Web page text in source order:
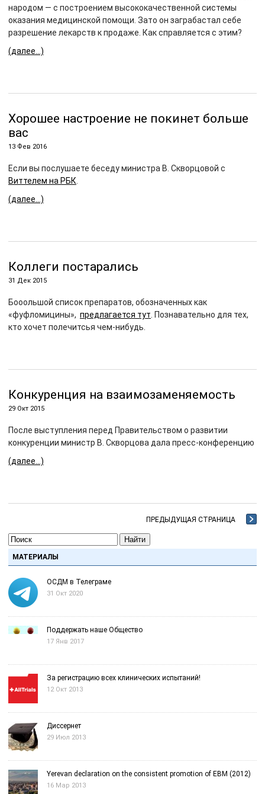
народом — с построением высококачественной системы
оказания медицинской помощи. Зато он заграбастал себе
разрешение лекарств к продаже. Как справляется с этим?
(далее…)
Хорошее настроение не покинет больше
вас
13 Фев 2016
Если вы послушаете беседу министра В. Скворцовой с
Виттелем на РБК
(далее…)
Коллеги постарались
31 Дек 2015
Бооольшой список препаратов, обозначенных как
«фуфломицины», предлагается тут . Познавательно для тех,
кто хочет полечитсья чем-нибудь.
Конкуренция на взаимозаменяемость
29 Окт 2015
После выступления перед Правительством о развитии
конкуренции министр В. Скворцова дала пресс-конференцию
(далее…)
ПРЕДЫДУЩАЯ СТРАНИЦА
Найти
МАТЕРИАЛЫ
ОСДМ в Телеграме
31 Окт 2020
Поддержать наше Общество
17 Янв 2017
За регистрацию всех клинических испытаний!
12 Окт 2013
Диссернет
29 Июл 2013
Yerevan declaration on the consistent promotion of EBM (2012)
16 Мар 2013